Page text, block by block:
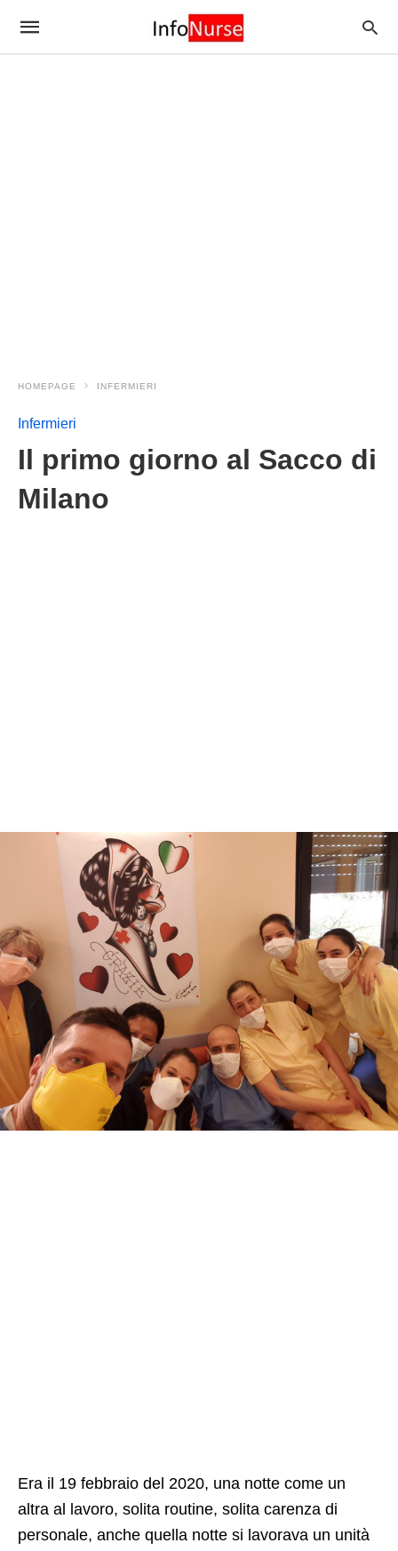
HOMEPAGE INFERMIERI
Infermieri
Il primo giorno al Sacco di
Milano
Era il 19 febbraio del 2020, una notte come un
altra al lavoro, solita routine, solita carenza di
personale, anche quella notte si lavorava un unità